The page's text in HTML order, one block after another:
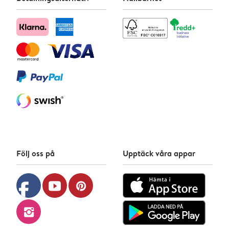
Följ oss på
facebook youtube pinterest
instagram
Upptäck våra appar